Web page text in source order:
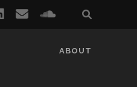
linkedin
emailsoundcloud
ABOUT